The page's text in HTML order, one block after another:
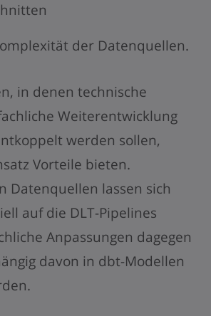
der Datenquellen.
in denen technische
Weiterentwicklung
werden sollen,
Vorteile bieten.
Datenquellen lassen sich
auf die DLT-Pipelines
Anpassungen dagegen
davon in dbt-Modellen